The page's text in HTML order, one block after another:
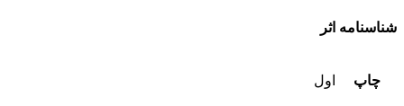
شناسنامه اثر
چاپ اول